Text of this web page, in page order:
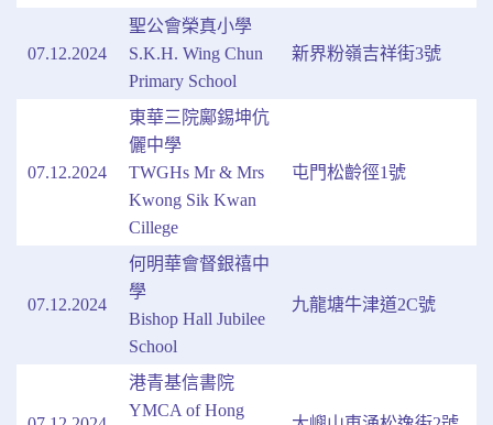
07.12.2024
聖公會榮真小學
S.K.H. Wing Chun
Primary School
新界粉嶺吉祥街3號
07.12.2024
東華三院鄺錫坤伉
儷中學
TWGHs Mr & Mrs
Kwong Sik Kwan
Cillege
屯門松齡徑1號
07.12.2024
何明華會督銀禧中
學
Bishop Hall Jubilee
School
九龍塘牛津道2C號
港青基信書院
YMCA of Hong